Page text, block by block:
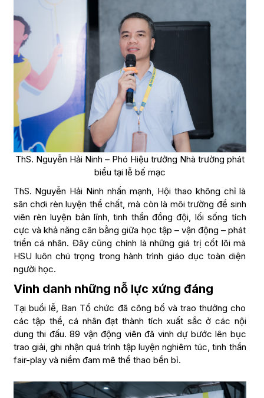
ThS. Nguyễn Hải Ninh – Phó Hiệu trưởng Nhà trường phát
biểu tại lễ bế mạc
ThS. Nguyễn Hải Ninh nhấn mạnh, Hội thao không chỉ là
sân chơi rèn luyện thể chất, mà còn là môi trường để sinh
viên rèn luyện bản lĩnh, tinh thần đồng đội, lối sống tích
cực và khả năng cân bằng giữa học tập – vận động – phát
triển cá nhân. Đây cũng chính là những giá trị cốt lõi mà
HSU luôn chú trọng trong hành trình giáo dục toàn diện
người học.
Vinh danh những nỗ lực xứng đáng
Tại buổi lễ, Ban Tổ chức đã công bố và trao thưởng cho
các tập thể, cá nhân đạt thành tích xuất sắc ở các nội
dung thi đấu. 89 vận động viên đã vinh dự bước lên bục
trao giải, ghi nhận quá trình tập luyện nghiêm túc, tinh thần
fair-play và niềm đam mê thể thao bền bỉ.